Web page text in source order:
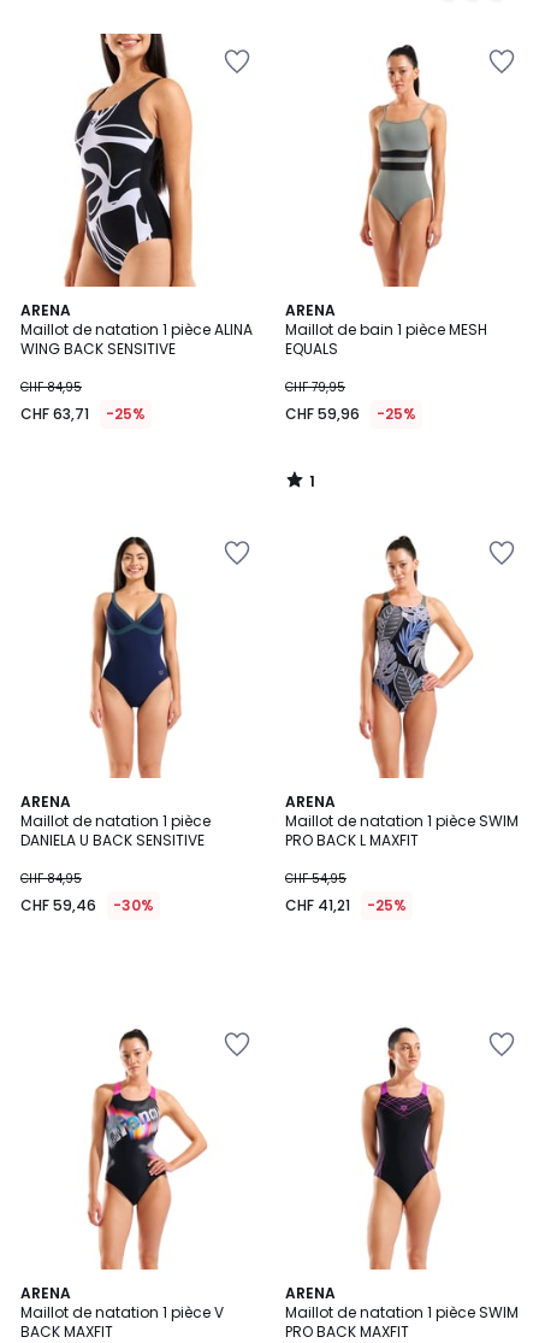
ARENA
Maillot de natation 1 pièce ALINA
WING BACK SENSITIVE
CHF 84,95
CHF 63,71 -25%
ARENA
Maillot de bain 1 pièce MESH
EQUALS
CHF 79,95
CHF 59,96 -25%
1
/
5
1
/
ARENA
Maillot de natation 1 pièce
DANIELA U BACK SENSITIVE
CHF 84,95
CHF 59,46 -30%
ARENA
Maillot de natation 1 pièce SWIM
PRO BACK L MAXFIT
CHF 54,95
CHF 41,21 -25%
ARENA
Maillot de natation 1 pièce V
BACK MAXFIT
ARENA
Maillot de natation 1 pièce SWIM
PRO BACK MAXFIT
2
Couleurs